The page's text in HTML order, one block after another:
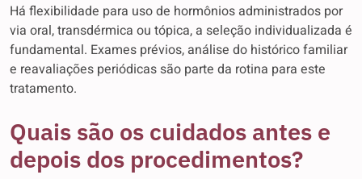
Há flexibilidade para uso de hormônios administrados por
via oral, transdérmica ou tópica, a seleção individualizada é
fundamental. Exames prévios, análise do histórico familiar
e reavaliações periódicas são parte da rotina para este
tratamento.
Quais são os cuidados antes e
depois dos procedimentos?